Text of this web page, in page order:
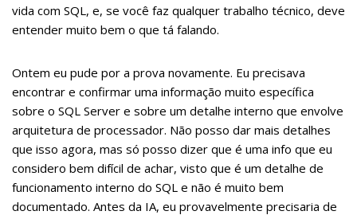
vida com SQL, e, se você faz qualquer trabalho técnico, deve
entender muito bem o que tá falando.
Ontem eu pude por a prova novamente. Eu precisava
encontrar e confirmar uma informação muito específica
sobre o SQL Server e sobre um detalhe interno que envolve
arquitetura de processador. Não posso dar mais detalhes
que isso agora, mas só posso dizer que é uma info que eu
considero bem difícil de achar, visto que é um detalhe de
funcionamento interno do SQL e não é muito bem
documentado. Antes da IA, eu provavelmente precisaria de